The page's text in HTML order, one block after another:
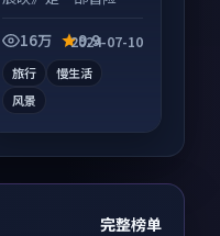
别错过，字幕区常有
16万 9.9
2024-07-10
旅行
慢生活
风景
完整榜单